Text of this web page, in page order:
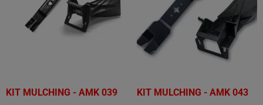
KIT MULCHING - AMK 039 KIT MULCHING - AMK 043